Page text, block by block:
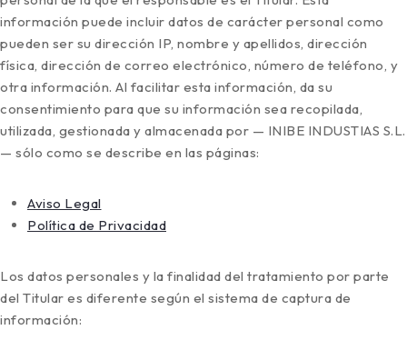
información puede incluir datos de carácter personal como
pueden ser su dirección IP, nombre y apellidos, dirección
física, dirección de correo electrónico, número de teléfono, y
otra información. Al facilitar esta información, da su
consentimiento para que su información sea recopilada,
utilizada, gestionada y almacenada por — INIBE INDUSTIAS S.L.
— sólo como se describe en las páginas:
Aviso Legal
Política de Privacidad
Los datos personales y la finalidad del tratamiento por parte
del Titular es diferente según el sistema de captura de
información: